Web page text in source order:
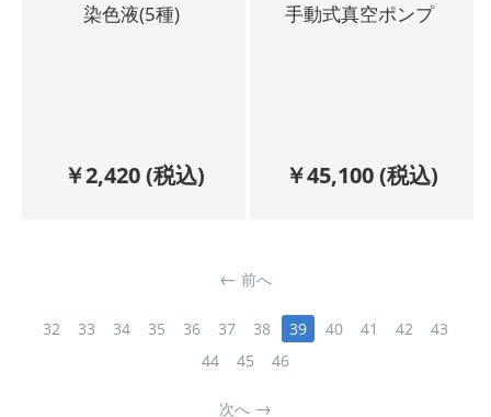
染色液(5種)
￥2,420(税込)
手動式真空ポンプ
￥45,100(税込)
前へ
32 33 34 35 36 37 38 39 40 41 42
43
44
45 46
次へ